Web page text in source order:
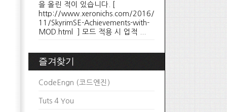
을 올린 적이 있습니다. [
http://www.xeronichs.com/2016/
11/SkyrimSE-Achievements-with-
MOD.html ] 모드 적용 시 업적 ...
즐겨찾기
CodeEngn (코드엔진)
Tuts 4 You